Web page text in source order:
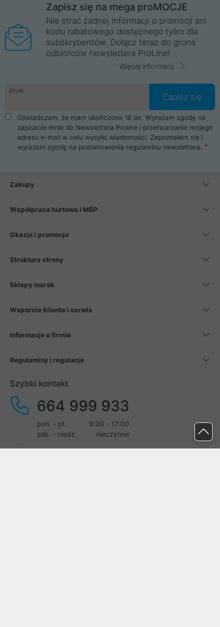
Zapisz się na mega proMOCJE
Nie strać żadnej informacji o promocji ani
kodu rabatowego dostępnego tylko dla
subskrybentów. Dołącz teraz do grona
odbiorców newslettera ProLine!
Więcej informacji
Email
Zapisz się
Oświadczam, że mam ukończone 16 lat. Wyrażam zgodę na
zapisanie mnie do Newslettera Proline i przetwarzanie mojego
adresu e-mail w celu wysyłki wiadomości. Zapoznałem się i
wyrażam zgodę na postanowienia regulaminu newslettera.
Zakupy
Współpraca hurtowa i MŚP
Okazja i promocja
Struktura strony
Sklepy marek
Wsparcie klienta i serwis
Informacje o firmie
Regulaminy i regulacje
Szybki kontakt
664 999 933
pon. - pt.
9:00 - 17:00
sob. - niedz.
nieczynne